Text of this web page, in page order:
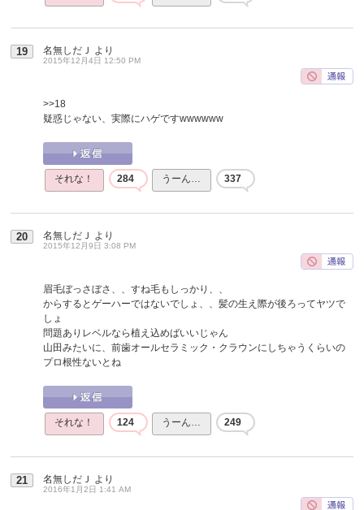
19 名無しだＪ より
2015年12月4日 12:50 PM
>>18
疑惑じゃない、実際にハゲですwwwwww
それな！ 284 うーん… 337
20 名無しだＪ より
2015年12月9日 3:08 PM
眉毛ぼっさぼさ、、すね毛もしっかり、、
からするとゲーハーではないでしょ、、髪の生え際が後ろってヤツで
しょ
問題ありレベルなら植え込めばいいじゃん
山田みたいに、前歯オールセラミック・クラウンにしちゃうくらいの
プロ根性ないとね
それな！ 124 うーん… 249
21 名無しだＪ より
2016年1月2日 1:41 AM